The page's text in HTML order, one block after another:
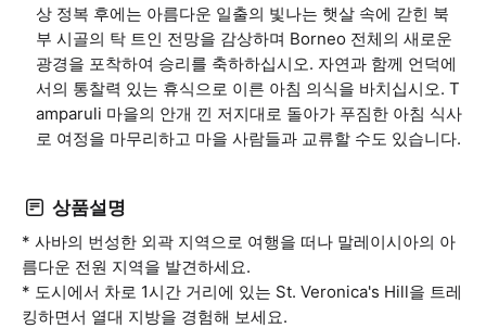
상 정복 후에는 아름다운 일출의 빛나는 햇살 속에 갇힌 북
부 시골의 탁 트인 전망을 감상하며 Borneo 전체의 새로운
광경을 포착하여 승리를 축하하십시오. 자연과 함께 언덕에
서의 통찰력 있는 휴식으로 이른 아침 의식을 바치십시오. T
amparuli 마을의 안개 낀 저지대로 돌아가 푸짐한 아침 식사
로 여정을 마무리하고 마을 사람들과 교류할 수도 있습니다.
상품설명
* 사바의 번성한 외곽 지역으로 여행을 떠나 말레이시아의 아
름다운 전원 지역을 발견하세요.
* 도시에서 차로 1시간 거리에 있는 St. Veronica's Hill을 트레
킹하면서 열대 지방을 경험해 보세요.